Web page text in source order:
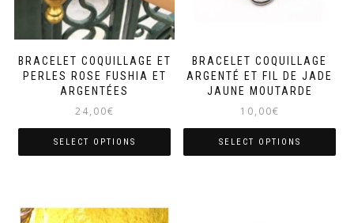
BRACELET COQUILLAGE ET
PERLES ROSE FUSHIA ET
ARGENTÉES
24,00€
SELECT OPTIONS
BRACELET COQUILLAGE
ARGENTÉ ET FIL DE JADE
JAUNE MOUTARDE
10,00€
SELECT OPTIONS